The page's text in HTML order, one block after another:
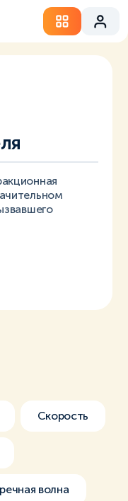
Скорость
волна